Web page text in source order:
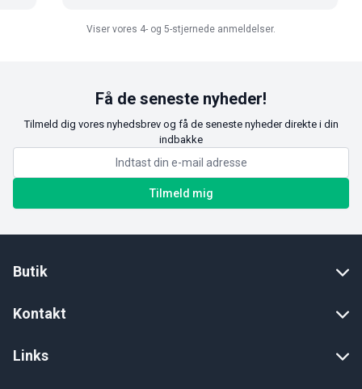
Viser vores 4- og 5-stjernede anmeldelser.
Få de seneste nyheder!
Tilmeld dig vores nyhedsbrev og få de seneste nyheder direkte i din
indbakke
Tilmeld mig
Butik
Kontakt
Links